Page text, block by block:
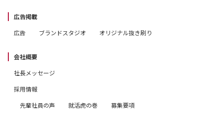
広告掲載
広告
ブランドスタジオ オリジナル抜き刷り
会社概要
社長メッセージ
採用情報
先輩社員の声
就活虎の巻 募集要項